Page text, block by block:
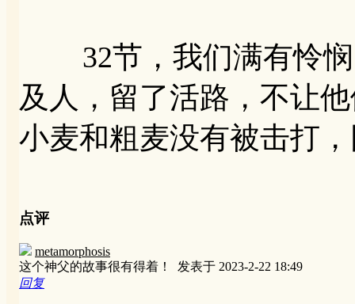
32节，我们满有怜悯
及人，留了活路，不让
小麦和粗麦没有被击打
点评
metamorphosis
这个神父的故事很有得着！ 发表于 2023-2-22 18:49
回复